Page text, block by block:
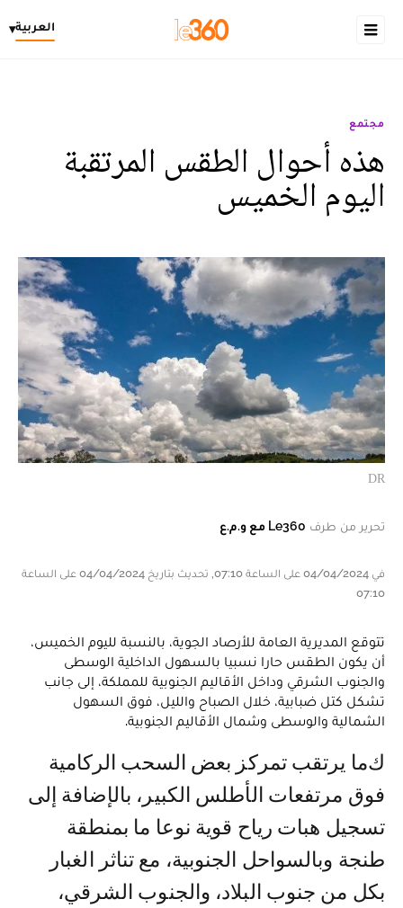
العربية▾
مجتمع
هذه أحوال الطقس المرتقبة
اليوم الخميس
DR
تحرير من طرف Le360 مع و.م.ع
في 04/04/2024 على الساعة 07:10, تحديث بتاريخ 04/04/2024 على الساعة
07:10
تتوقع المديرية العامة للأرصاد الجوية، بالنسبة لليوم الخميس،
أن يكون الطقس حارا نسبيا بالسهول الداخلية الوسطى
والجنوب الشرقي وداخل الأقاليم الجنوبية للمملكة، إلى جانب
تشكل كتل ضبابية، خلال الصباح والليل، فوق السهول
الشمالية والوسطى وشمال الأقاليم الجنوبية.
كما يرتقب تمركز بعض السحب الركامية
فوق مرتفعات الأطلس الكبير، بالإضافة إلى
تسجيل هبات رياح قوية نوعا ما بمنطقة
طنجة وبالسواحل الجنوبية، مع تناثر الغبار
بكل من جنوب البلاد، والجنوب الشرقي،